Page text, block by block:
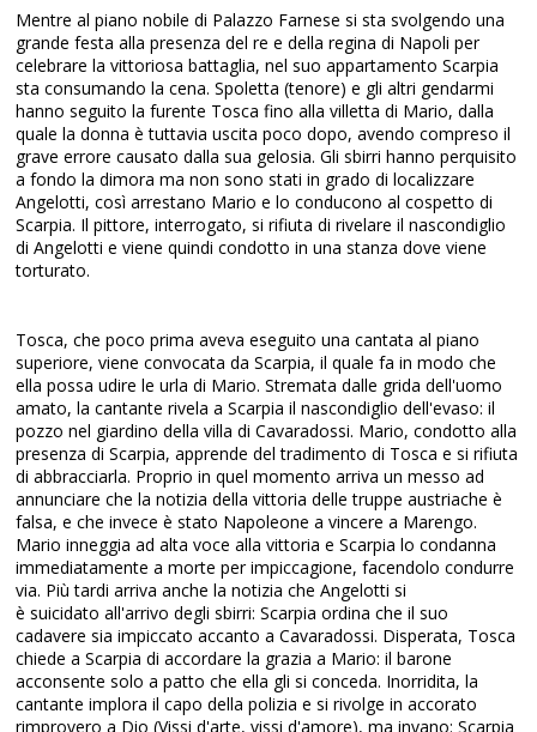
Mentre al piano nobile di Palazzo Farnese si sta svolgendo una
grande festa alla presenza del re e della regina di Napoli per
celebrare la vittoriosa battaglia, nel suo appartamento Scarpia
sta consumando la cena. Spoletta (tenore) e gli altri gendarmi
hanno seguito la furente Tosca fino alla villetta di Mario, dalla
quale la donna è tuttavia uscita poco dopo, avendo compreso il
grave errore causato dalla sua gelosia. Gli sbirri hanno perquisito
a fondo la dimora ma non sono stati in grado di localizzare
Angelotti, così arrestano Mario e lo conducono al cospetto di
Scarpia. Il pittore, interrogato, si rifiuta di rivelare il nascondiglio
di Angelotti e viene quindi condotto in una stanza dove viene
torturato.
Tosca, che poco prima aveva eseguito una cantata al piano
superiore, viene convocata da Scarpia, il quale fa in modo che
ella possa udire le urla di Mario. Stremata dalle grida dell'uomo
amato, la cantante rivela a Scarpia il nascondiglio dell'evaso: il
pozzo nel giardino della villa di Cavaradossi. Mario, condotto alla
presenza di Scarpia, apprende del tradimento di Tosca e si rifiuta
di abbracciarla. Proprio in quel momento arriva un messo ad
annunciare che la notizia della vittoria delle truppe austriache è
falsa, e che invece è stato Napoleone a vincere a Marengo.
Mario inneggia ad alta voce alla vittoria e Scarpia lo condanna
immediatamente a morte per impiccagione, facendolo condurre
via. Più tardi arriva anche la notizia che Angelotti si
è suicidato all'arrivo degli sbirri: Scarpia ordina che il suo
cadavere sia impiccato accanto a Cavaradossi. Disperata, Tosca
chiede a Scarpia di accordare la grazia a Mario: il barone
acconsente solo a patto che ella gli si conceda. Inorridita, la
cantante implora il capo della polizia e si rivolge in accorato
rimprovero a Dio (Vissi d'arte, vissi d'amore), ma invano: Scarpia